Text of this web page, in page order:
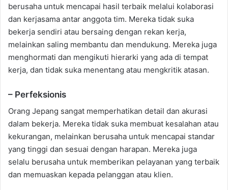
berusaha untuk mencapai hasil terbaik melalui kolaborasi
dan kerjasama antar anggota tim. Mereka tidak suka
bekerja sendiri atau bersaing dengan rekan kerja,
melainkan saling membantu dan mendukung. Mereka juga
menghormati dan mengikuti hierarki yang ada di tempat
kerja, dan tidak suka menentang atau mengkritik atasan.
– Perfeksionis
Orang Jepang sangat memperhatikan detail dan akurasi
dalam bekerja. Mereka tidak suka membuat kesalahan atau
kekurangan, melainkan berusaha untuk mencapai standar
yang tinggi dan sesuai dengan harapan. Mereka juga
selalu berusaha untuk memberikan pelayanan yang terbaik
dan memuaskan kepada pelanggan atau klien.